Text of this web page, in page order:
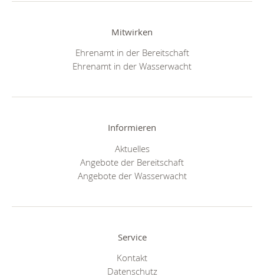
Mitwirken
Ehrenamt in der Bereitschaft
Ehrenamt in der Wasserwacht
Informieren
Aktuelles
Angebote der Bereitschaft
Angebote der Wasserwacht
Service
Kontakt
Datenschutz